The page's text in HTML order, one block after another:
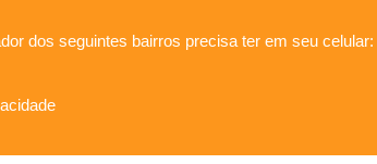
dos seguintes bairros precisa ter em seu